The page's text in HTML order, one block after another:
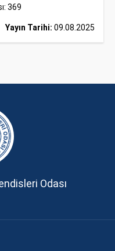
369
Yayın Tarihi: 09.08.2025
Odası